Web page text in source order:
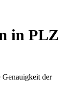
in PLZ
Genauigkeit der